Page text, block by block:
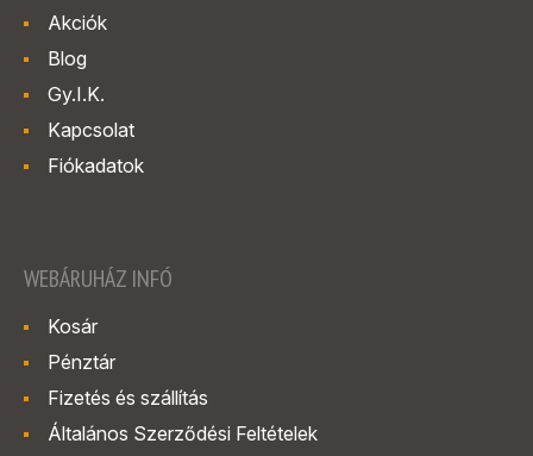
Akciók
Blog
Gy.I.K.
Kapcsolat
Fiókadatok
WEBÁRUHÁZ INFÓ
Kosár
Pénztár
Fizetés és szállítás
Általános Szerződési Feltételek